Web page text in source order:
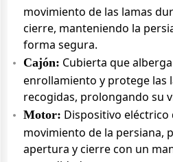
movimiento de las lamas
cierre, manteniendo la
forma segura.
Cajón: Cubierta que
enrollamiento y protege las
recogidas, prolongando su
Motor: Dispositivo
movimiento de la persiana,
apertura y cierre con un